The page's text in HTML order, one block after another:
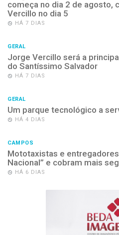
começa no dia 2 de agosto,
Vercillo no dia 5
HÁ 7 DIAS
GERAL
Jorge Vercillo será a
do Santíssimo Salvador
HÁ 7 DIAS
GERAL
Um parque tecnológico a
HÁ 4 DIAS
CAMPOS
Mototaxistas e
Nacional” e cobram mais
HÁ 6 DIAS